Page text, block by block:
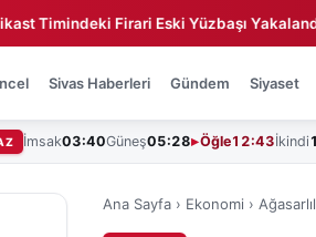
Timindeki Firari Eski Yüzbaşı Yakalandı!
Sivas Haberleri Gündem Siyaset
İmsak03:40Güneş05:28 Öğle12:43İkindi
Ana Sayfa › Ekonomi ›